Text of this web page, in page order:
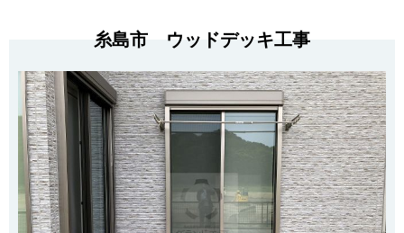
糸島市 ウッドデッキ工事